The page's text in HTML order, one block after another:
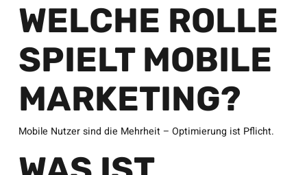
WELCHE ROLLE
SPIELT MOBILE
MARKETING?
Mobile Nutzer sind die Mehrheit – Optimierung ist Pflicht.